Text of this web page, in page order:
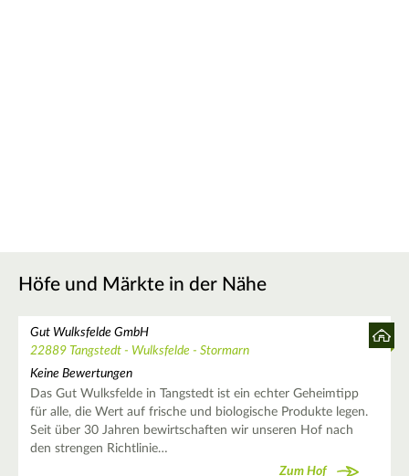
Höfe und Märkte in der Nähe
Gut Wulksfelde GmbH
22889 Tangstedt - Wulksfelde - Stormarn
Keine Bewertungen
Das Gut Wulksfelde in Tangstedt ist ein echter Geheimtipp
für alle, die Wert auf frische und biologische Produkte legen.
Seit über 30 Jahren bewirtschaften wir unseren Hof nach
den strengen Richtlinie…
Zum Hof